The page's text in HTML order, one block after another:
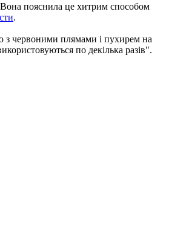
Вона пояснила це хитрим способом
.
з червоними плямами і пухирем на
по декілька разів".